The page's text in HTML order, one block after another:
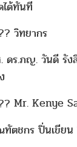
ได้ทันที
วิทยากร
ดร.ภญ. วันดี รัง
Mr. Kenye
ตชกร ปิ่นเขียน